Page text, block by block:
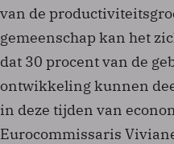
van de
gemeenschap kan het
dat 30 procent van de
ontwikkeling kunnen
in deze tijden van
Eurocommissaris